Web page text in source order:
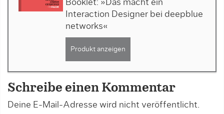
Booklet: »Das macht ein
Interaction Designer bei deepblue
networks«
Produkt anzeigen
Schreibe einen Kommentar
Deine E-Mail-Adresse wird nicht veröffentlicht.